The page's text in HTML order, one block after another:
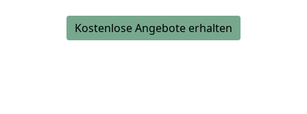
Kostenlose Angebote erhalten